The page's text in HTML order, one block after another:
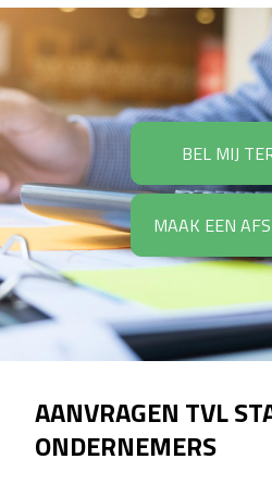
BEL MIJ
MAAK EEN
AANVRAGEN TVL
ONDERNEMERS